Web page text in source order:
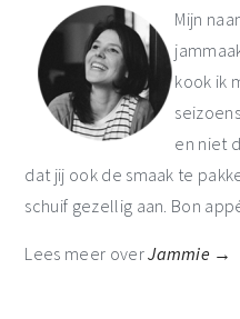
sidebar
Mijn
kook ik
en niet
dat jij ook de smaak te
schuif gezellig aan. Bon
Lees meer overJammie →